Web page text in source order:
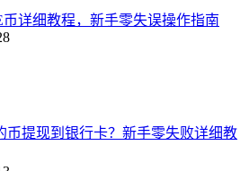
币详细教程，新手零失误操作指南
币提现到银行卡？新手零失败详细教